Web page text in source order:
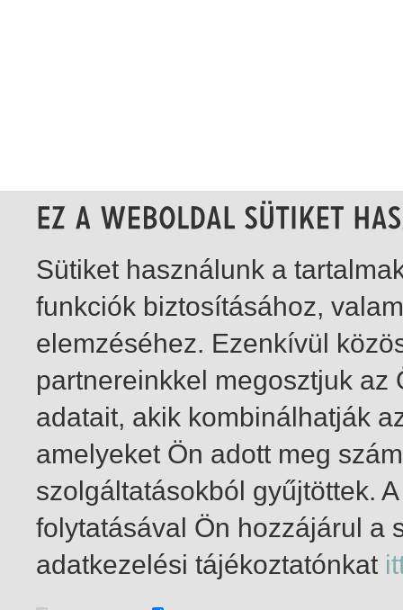
1-10 / insgesamt 10 Treffer
Sütiket használunk a
funkciók biztosításához,
elemzéséhez. Ezenkívül
partnereinkkel megosztjuk
adatait, akik kombinálhatják
amelyeket Ön adott meg
szolgáltatásokból gyűjtöttek.
folytatásával Ön hozzájárul a
adatkezelési tájékoztatónkat